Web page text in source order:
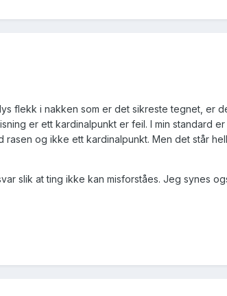
flekk i nakken som er det sikreste tegnet, er
er ett kardinalpunkt er feil. I min standard er
og ikke ett kardinalpunkt. Men det står
slik at ting ikke kan misforståes. Jeg synes